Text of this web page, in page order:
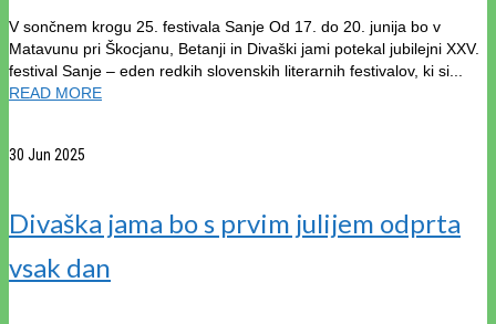
V sončnem krogu 25. festivala Sanje Od 17. do 20. junija bo v
Matavunu pri Škocjanu, Betanji in Divaški jami potekal jubilejni XXV.
festival Sanje – eden redkih slovenskih literarnih festivalov, ki si...
READ MORE
30 Jun 2025
Divaška jama bo s prvim julijem odprta
vsak dan